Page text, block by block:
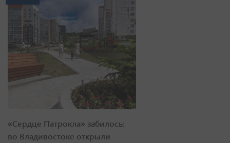
«Сердце Патрокла» забилось:
во Владивостоке открыли